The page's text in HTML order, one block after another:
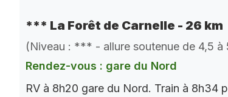
*** La Forêt de Carnelle - 26 km
(Niveau : *** - allure soutenue de 4,5 à
Rendez-vous : gare du Nord
RV à 8h20 gare du Nord. Train à 8h34